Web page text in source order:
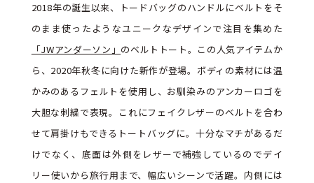
2018年の誕生以来、トードバッグのハンドルにベルトをそ
のまま使ったようなユニークなデザインで注目を集めた
「JWアンダーソン」 のベルトトート。この人気アイテムか
ら、2020年秋冬に向けた新作が登場。ボディの素材には温
かみのあるフェルトを使用し、お馴染みのアンカーロゴを
大胆な刺繍で表現。これにフェイクレザーのベルトを合わ
せて肩掛けもできるトートバッグに。十分なマチがあるだ
けでなく、底面は外側をレザーで補強しているのでデイ
リー使いから旅行用まで、幅広いシーンで活躍。内側には